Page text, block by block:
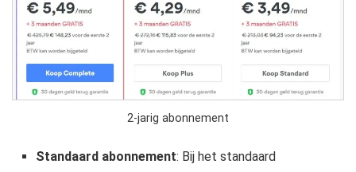
2-jarig abonnement
Standaard abonnement: Bij het standaard